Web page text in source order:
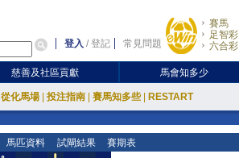
登入 /登記 常見問題
賽馬
足智彩
六合彩
慈善及社區貢獻 馬會知多少
從化馬場 投注指南 賽馬知多些 RESTART
馬匹資料 試閘結果 賽期表